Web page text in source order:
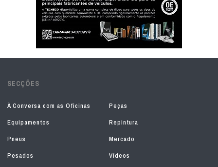
SECÇÕES
À Conversa com as Oficinas
Peças
Equipamentos
Repintura
Pneus
Mercado
Pesados
Vídeos